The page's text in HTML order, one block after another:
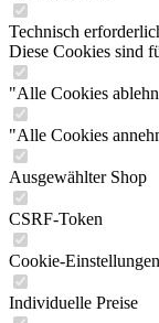
Technisch
Diese Cookies sind
"Alle Cookies
"Alle Cookies
Ausgewählter Shop
CSRF-Token
Cookie-Einstellungen
Individuelle Preise